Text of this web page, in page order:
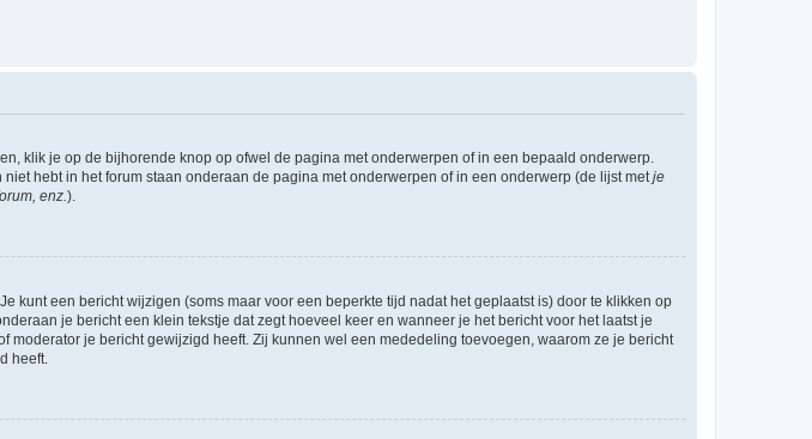
klik je op de bijhorende knop op ofwel de pagina met onderwerpen of in een bepaald onderwerp.
hebt in het forum staan onderaan de pagina met onderwerpen of in een onderwerp (de lijst met je
enz. ).
een bericht wijzigen (soms maar voor een beperkte tijd nadat het geplaatst is) door te klikken op
je bericht een klein tekstje dat zegt hoeveel keer en wanneer je het bericht voor het laatst je
je bericht gewijzigd heeft. Zij kunnen wel een mededeling toevoegen, waarom ze je bericht
heeft.